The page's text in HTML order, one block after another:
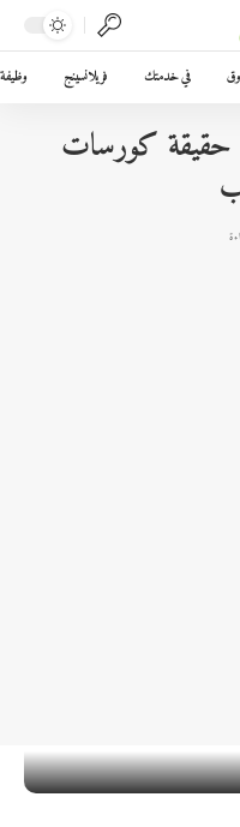
في خدمتك فريلانسينج
كورسات